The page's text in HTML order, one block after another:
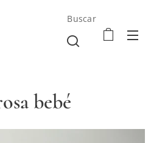
Buscar
bebé